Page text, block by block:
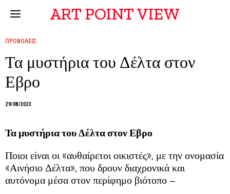
ART POINT VIEW
ΠΡΟΒΟΛΕΙΣ
Τα μυστήρια του Δέλτα στον
Εβρο
29/08/2023
Τα μυστήρια του Δέλτα στον Εβρο
Ποιοι είναι οι «αυθαίρετοι οικιστές», με την ονομασία
«Αινήσιο Δέλτα», που δρουν διαχρονικά και
αυτόνομα μέσα στον περίφημο βιότοπο –